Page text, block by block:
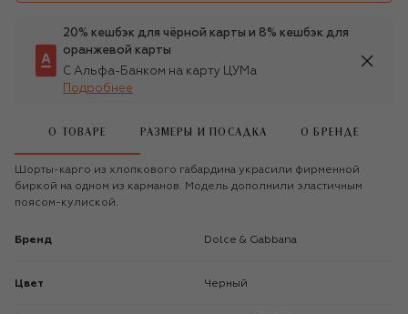
20% кешбэк для чёрной карты и 8% кешбэк для
оранжевой карты
С Альфа-Банком на карту ЦУМа
Подробнее
О ТОВАРЕ РАЗМЕРЫ И ПОСАДКА О БРЕНДЕ
Шорты-карго из хлопкового габардина украсили фирменной
биркой на одном из карманов. Модель дополнили эластичным
поясом-кулиской.
Бренд Dolce & Gabbana
Цвет Черный